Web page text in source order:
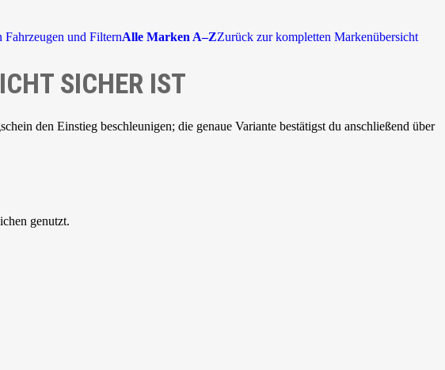
Fahrzeugen und FilternAlle Marken A–ZZurück zur kompletten Markenübersicht
SICHER IST
den Einstieg beschleunigen; die genaue Variante bestätigst du anschließend über
genutzt.